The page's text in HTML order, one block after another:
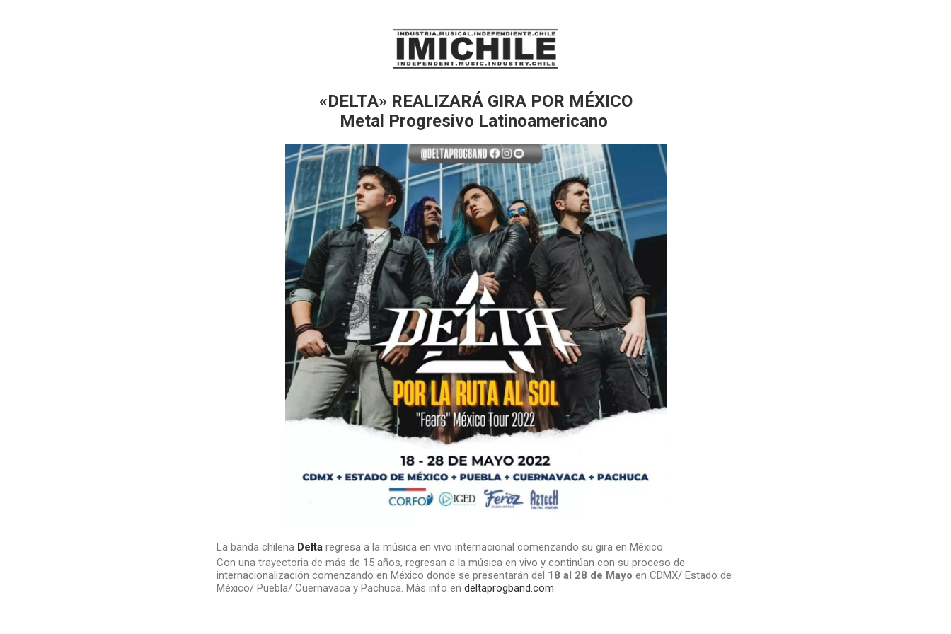
«DELTA» REALIZARÁ GIRA POR MÉXICO
Metal Progresivo Latinoamericano
La banda chilena Delta regresa a la música en vivo internacional comenzando su gira en México.
Con una trayectoria de más de 15 años, regresan a la música en vivo y continúan con su proceso de
internacionalización comenzando en México donde se presentarán del 18 al 28 de Mayo en CDMX/ Estado de
México/ Puebla/ Cuernavaca y Pachuca. Más info en deltaprogband.com